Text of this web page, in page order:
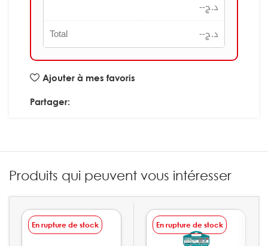
--د.ج
Total
--د.ج
Ajouter à mes favoris
Partager:
Produits qui peuvent vous intéresser
En rupture de stock En rupture de stock